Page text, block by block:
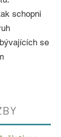
schopni
se